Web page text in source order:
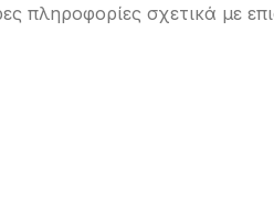
πληροφορίες σχετικά με